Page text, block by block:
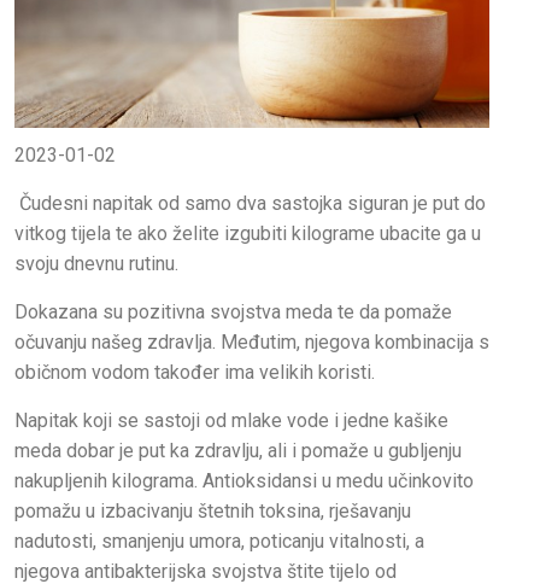
2023-01-02
Čudesni napitak od samo dva sastojka siguran je put do
vitkog tijela te ako želite izgubiti kilograme ubacite ga u
svoju dnevnu rutinu.
Dokazana su pozitivna svojstva meda te da pomaže
očuvanju našeg zdravlja. Međutim, njegova kombinacija s
običnom vodom također ima velikih koristi.
Napitak koji se sastoji od mlake vode i jedne kašike
meda dobar je put ka zdravlju, ali i pomaže u gubljenju
nakupljenih kilograma. Antioksidansi u medu učinkovito
pomažu u izbacivanju štetnih toksina, rješavanju
nadutosti, smanjenju umora, poticanju vitalnosti, a
njegova antibakterijska svojstva štite tijelo od